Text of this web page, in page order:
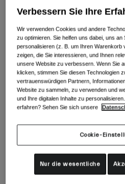
Mountainbike Schuhe
Gravel Schuhe
Alle anzeigen
Bekleidung
Mountainbike Bekleidung
Alle anzeigen
Schutzbrillen
Snowboard
Mit austauschbaren Gläsern
Damen
Ersatzgläser
Kinder
HRC+Grip Socken
Artikelnr.39050
27,99 €
Verbessern Sie Ihre
Wir verwenden Cookies und andere
zu optimieren. Sie helfen uns dabei, uns
personalisieren (z. B. um Ihren Warenkorb
zeigen, die Sie interessieren, und Ihnen
unsere Website zu verbessern. Wenn Sie
klicken, stimmen Sie diesen Technologien
vertrauenswürdigen Partnern,
Website zu sammeln, zu verwenden und
und Ihre digitalen Inhalte zu
erfahren? Sehen Sie sich unsere
Cookie-
Nur die wesentliche